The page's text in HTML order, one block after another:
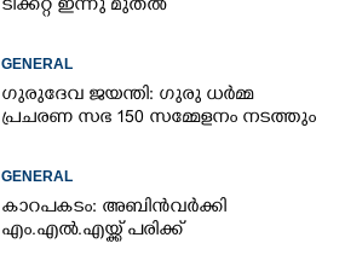
ടിക്കറ്റ് ഇന്നു മുതൽ
GENERAL
ഗുരുദേവ ജയന്തി: ഗുരു ധർമ്മ
പ്രചരണ സഭ 150 സമ്മേളനം നടത്തും
GENERAL
കാറപകടം: അബിൻവർക്കി
എം.എൽ.എയ്ക്ക് പരിക്ക്